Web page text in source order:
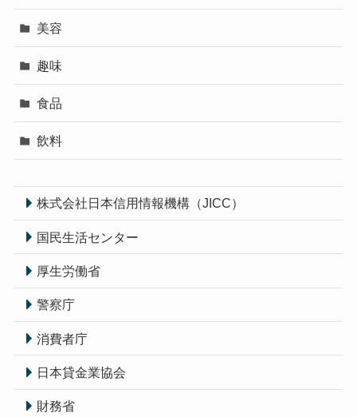
美容
趣味
食品
飲料
株式会社日本信用情報機構（JICC）
国民生活センター
厚生労働省
警察庁
消費者庁
日本貸金業協会
財務省